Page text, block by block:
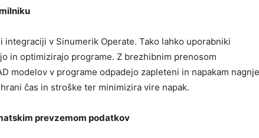
v Sinumerik Operate. Tako lahko uporabniki
in optimizirajo programe. Z brezhibnim prenosom
modelov v programe odpadejo zapleteni in napakam
čas in stroške ter minimizira vire napak.
prevzemom podatkov